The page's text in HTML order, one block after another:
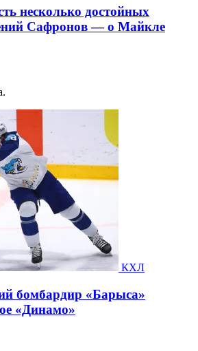
несколько достойных
Сафронов — о Майкле
КХЛ
бомбардир «Барыса»
«Динамо»